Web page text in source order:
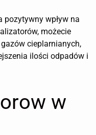
wpływ na
możecie
cieplarnianych,
ilości odpadów i
w